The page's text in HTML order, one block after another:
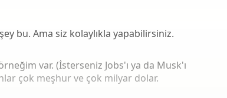
bu. Ama siz kolaylıkla yapabilirsiniz.
var. (İsterseniz Jobs'ı ya da Musk'ı
çok meşhur ve çok milyar dolar.